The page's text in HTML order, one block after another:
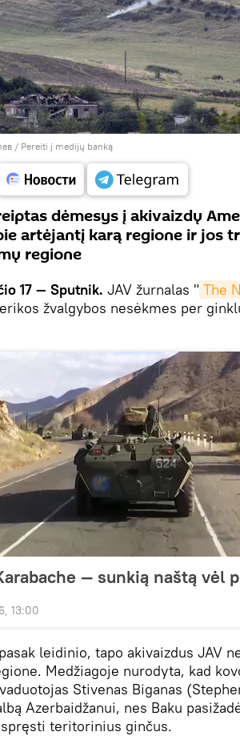
/ Pereiti į medijų banką
dėmesys į akivaizdų
artėjantį karą regione ir jos
regione
17 — Sputnik. JAV žurnalas " The
žvalgybos nesėkmes per
— sunkią naštą vėl
13:00
leidinio, tapo akivaizdus JAV
Medžiagoje nurodyta, kad
Stivenas Biganas
Azerbaidžanui, nes Baku
teritorinius ginčus.